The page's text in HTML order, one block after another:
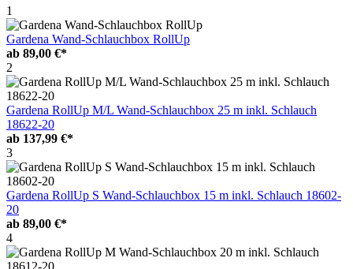
1
Gardena Wand-Schlauchbox RollUp
ab 89,00 €*
2
Gardena RollUp M/L Wand-Schlauchbox 25 m inkl. Schlauch
18622-20
ab 137,99 €*
3
Gardena RollUp S Wand-Schlauchbox 15 m inkl. Schlauch 18602-
20
ab 89,00 €*
4